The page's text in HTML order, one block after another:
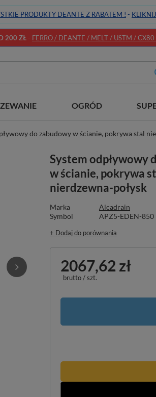
PRODUKTY DEANTE Z RABATEM ! -
200 ZŁ- FERRO / DEANTE / MELT / USTM /
OGRÓD
do zabudowy w ścianie, pokrywa stal
System odpływowy
w ścianie, pokrywa
nierdzewna-połysk
Marka
Alcadrain
Symbol
APZ5-EDEN-850
+ Dodaj do porównania
2067,62 zł
brutto/szt.